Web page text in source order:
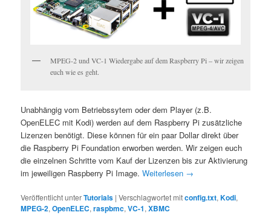
MPEG-2 und VC-1 Wiedergabe auf dem Raspberry Pi – wir zeigen
euch wie es geht.
Unabhängig vom Betriebssytem oder dem Player (z.B.
OpenELEC mit Kodi) werden auf dem Raspberry Pi zusätzliche
Lizenzen benötigt. Diese können für ein paar Dollar direkt über
die Raspberry Pi Foundation erworben werden. Wir zeigen euch
die einzelnen Schritte vom Kauf der Lizenzen bis zur Aktivierung
im jeweiligen Raspberry Pi Image.Weiterlesen →
Veröffentlicht unterTutorials |Verschlagwortet mitconfig.txt,Kodi,
MPEG-2,OpenELEC,raspbmc,VC-1,XBMC